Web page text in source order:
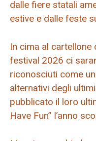
dalle fiere statali
estive e dalle feste
In cima al cartellone
festival 2026 ci
riconosciuti come
alternativi degli
pubblicato il loro
Have Fun” l’anno